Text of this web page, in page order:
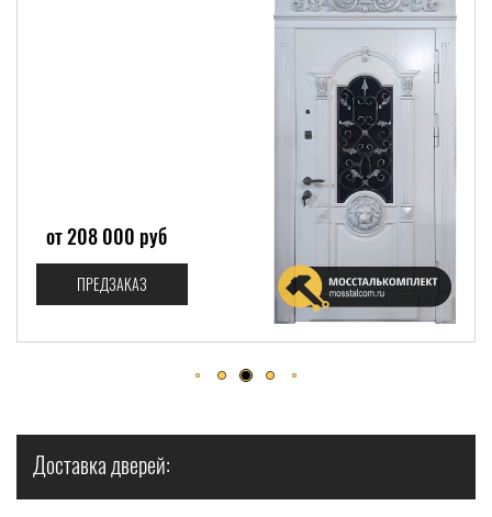
от 243 000 руб
ПРЕДЗАКАЗ
Доставка дверей: